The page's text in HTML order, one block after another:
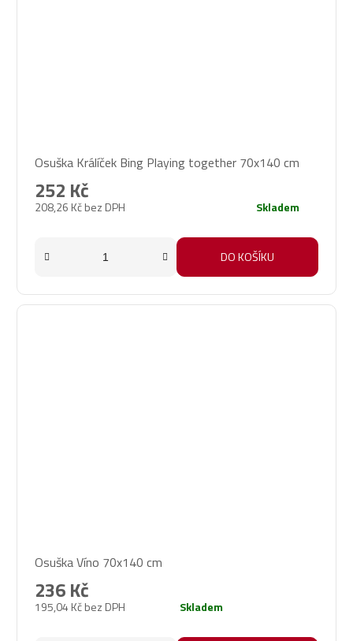
Osuška Králíček Bing Playing together 70x140 cm
208,26 Kč bez DPH
252 Kč
Skladem
DO KOŠÍKU
Osuška Víno 70x140 cm
195,04 Kč bez DPH
236 Kč
Skladem